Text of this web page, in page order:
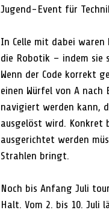
Jugend-Event für
In Celle mit dabei waren
die Robotik – indem sie
Wenn der Code korrekt
einen Würfel von A nach
navigiert werden kann,
ausgelöst wird. Konkret
ausgerichtet werden
Strahlen bringt.
Noch bis Anfang Juli
Halt. Vom 2. bis 10. Juli